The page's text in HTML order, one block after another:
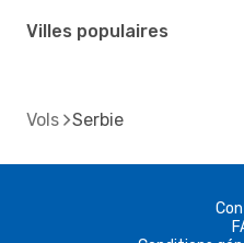
Villes populaires
Vols Serbie